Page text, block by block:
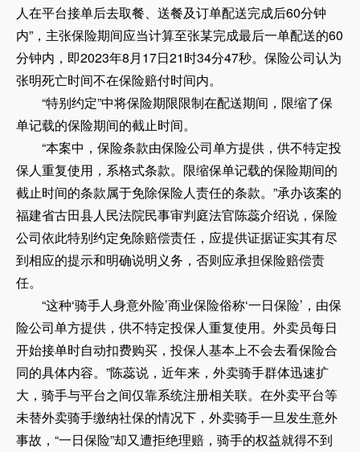
人在平台接单后去取餐、送餐及订单配送完成后60分钟
内”，主张保险期间应当计算至张某完成最后一单配送的60
分钟内，即2023年8月17日21时34分47秒。保险公司认为
张明死亡时间不在保险赔付时间内。
“特别约定”中将保险期限限制在配送期间，限缩了保
单记载的保险期间的截止时间。
“本案中，保险条款由保险公司单方提供，供不特定投
保人重复使用，系格式条款。限缩保单记载的保险期间的
截止时间的条款属于免除保险人责任的条款。”承办该案的
福建省古田县人民法院民事审判庭法官陈蕊介绍说，保险
公司依此特别约定免除赔偿责任，应提供证据证实其有尽
到相应的提示和明确说明义务，否则应承担保险赔偿责
任。
“这种‘骑手人身意外险’商业保险俗称‘一日保险’，由保
险公司单方提供，供不特定投保人重复使用。外卖员每日
开始接单时自动扣费购买，投保人基本上不会去看保险合
同的具体内容。”陈蕊说，近年来，外卖骑手群体迅速扩
大，骑手与平台之间仅靠系统注册相关联。在外卖平台等
未替外卖骑手缴纳社保的情况下，外卖骑手一旦发生意外
事故，“一日保险”却又遭拒绝理赔，骑手的权益就得不到